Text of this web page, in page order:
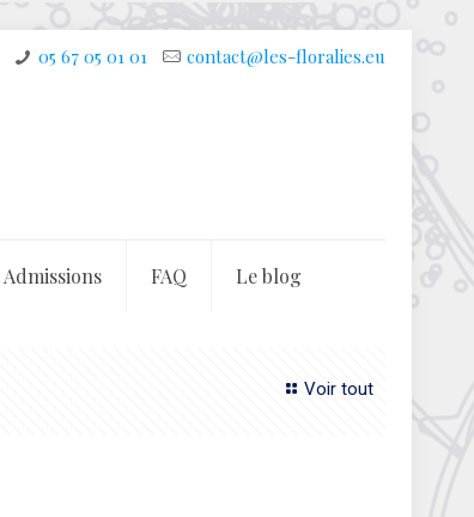
05 67 05 01 01 contact@les-floralies.eu
Admissions FAQ Le blog
Voir tout